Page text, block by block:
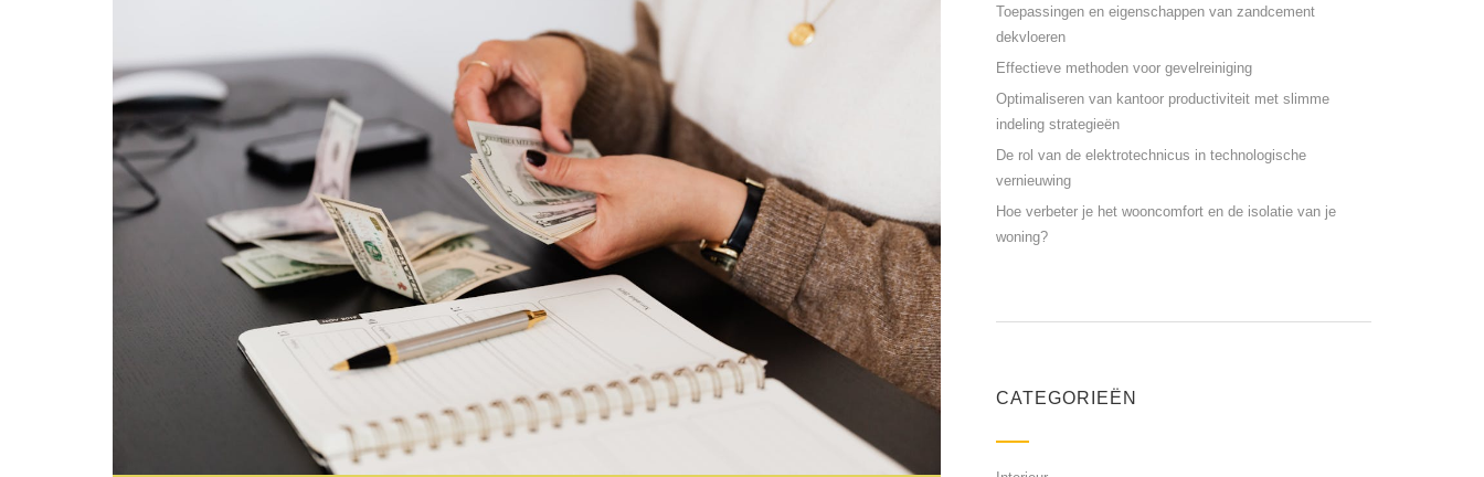
Toepassingen en eigenschappen van zandcement
dekvloeren
Effectieve methoden voor gevelreiniging
Optimaliseren van kantoor productiviteit met slimme
indeling strategieën
De rol van de elektrotechnicus in technologische
vernieuwing
Hoe verbeter je het wooncomfort en de isolatie van je
woning?
CATEGORIEËN